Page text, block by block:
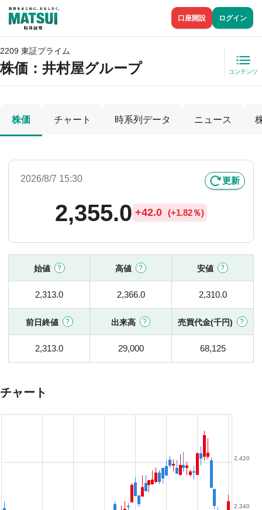
口座開設 ログイン
2209 東証プライム
株価 ：井村屋グループ コンテンツ
株価 チャート 時系列データ ニュース
2026/8/7 15:30 更新
2,355.0 +42.0 (+1.82％)
始値 高値 安値
2,313.0 2,366.0 2,310.0
前日終値 出来高 売買代金(千円)
2,313.0 29,000 68,125
チャート
2,340
2,420